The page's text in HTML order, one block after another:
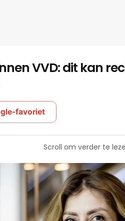
VVD: dit kan
favoriet
Scroll om verder te